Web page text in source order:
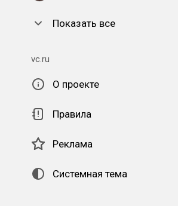
Показать все
vc.ru
О проекте
Правила
Реклама
Системная тема